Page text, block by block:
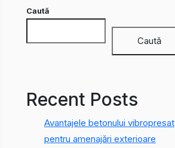
Caută
Caută
Recent Posts
Avantajele betonului vibropresat
pentru amenajări exterioare